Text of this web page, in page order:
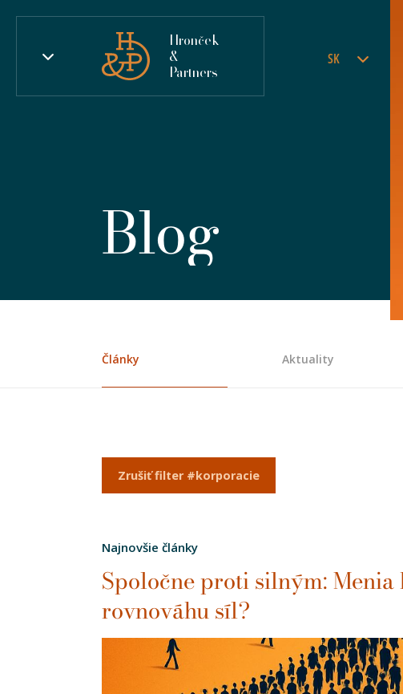
Hronček
&
Partners
SK
Blog
Články Aktuality
Zrušiť filter #korporacie
Najnovšie články
Spoločne proti silným:
rovnováhu síl?